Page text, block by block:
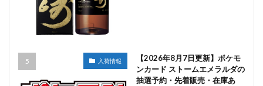
入荷情報
【2026年8月7日更新】ポケモ
ンカード ストームエメラルダの
抽選予約・先着販売・在庫あ